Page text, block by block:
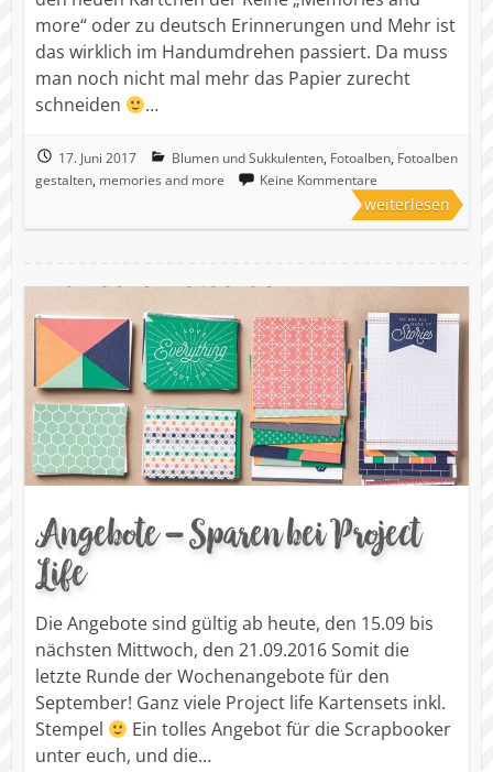
more“ oder zu deutsch Erinnerungen und Mehr ist
das wirklich im Handumdrehen passiert. Da muss
man noch nicht mal mehr das Papier zurecht
schneiden
…
17. Juni 2017 Blumen und Sukkulenten, Fotoalben, Fotoalben
gestalten, memories and more Keine Kommentare
weiterlesen
Angebote – Sparen bei Project
Life
Die Angebote sind gültig ab heute, den 15.09 bis
nächsten Mittwoch, den 21.09.2016 Somit die
letzte Runde der Wochenangebote für den
September! Ganz viele Project life Kartensets inkl.
Stempel
Ein tolles Angebot für die Scrapbooker
unter euch, und die…